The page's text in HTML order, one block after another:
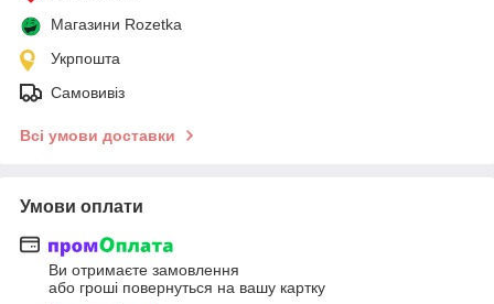
Магазини Rozetka
Укрпошта
Самовивіз
Всі умови доставки
Умови оплати
Ви отримаєте замовлення
або гроші повернуться на вашу картку